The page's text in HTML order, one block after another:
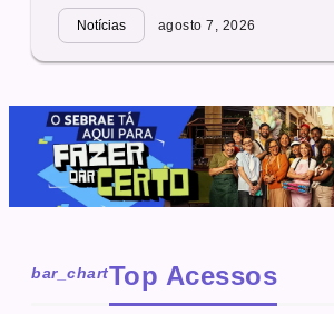
Notícias agosto 7, 2026
bar_chartTop Acessos